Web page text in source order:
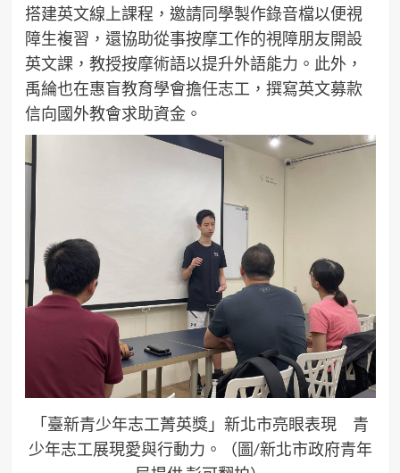
搭建英文線上課程，邀請同學製作錄音檔以便視
障生複習，還協助從事按摩工作的視障朋友開設
英文課，教授按摩術語以提升外語能力。此外，
禹綸也在惠盲教育學會擔任志工，撰寫英文募款
信向國外教會求助資金。
「臺新青少年志工菁英獎」新北市亮眼表現 青
少年志工展現愛與行動力。（圖/新北市政府青年